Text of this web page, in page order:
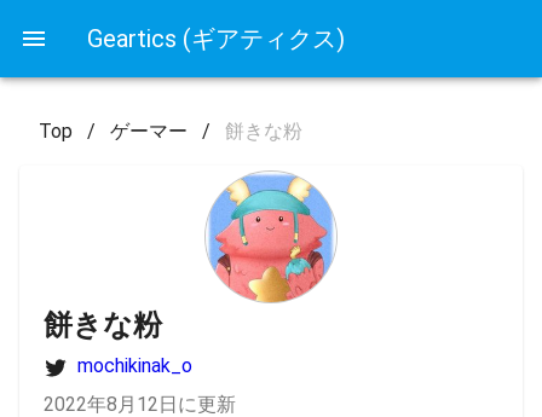
Geartics (ギアティクス)
Top / ゲーマー / 餅きな粉
餅きな粉
mochikinak_o
2022年8月12日に更新